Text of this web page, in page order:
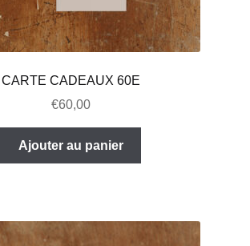
CARTE CADEAUX 60E
€60,00
Ajouter au panier